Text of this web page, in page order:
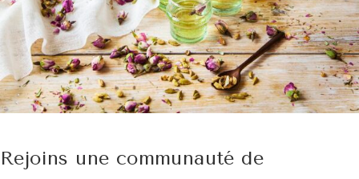
Rejoins une communauté de